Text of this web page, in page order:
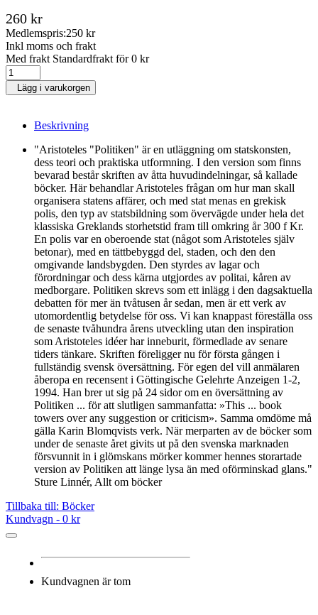
260 kr
Medlemspris:250 kr
Inkl moms och frakt
Med frakt Standardfrakt för 0 kr
Lägg i varukorgen
Beskrivning
"Aristoteles "Politiken" är en utläggning om statskonsten,
dess teori och praktiska utformning. I den version som finns
bevarad består skriften av åtta huvudindelningar, så kallade
böcker. Här behandlar Aristoteles frågan om hur man skall
organisera statens affärer, och med stat menas en grekisk
polis, den typ av statsbildning som övervägde under hela det
klassiska Greklands storhetstid fram till omkring år 300 f Kr.
En polis var en oberoende stat (något som Aristoteles själv
betonar), med en tättbebyggd del, staden, och den den
omgivande landsbygden. Den styrdes av lagar och
förordningar och dess kärna utgjordes av politai, kåren av
medborgare. Politiken skrevs som ett inlägg i den dagsaktuella
debatten för mer än tvåtusen år sedan, men är ett verk av
utomordentlig betydelse för oss. Vi kan knappast föreställa oss
de senaste tvåhundra årens utveckling utan den inspiration
som Aristoteles idéer har inneburit, förmedlade av senare
tiders tänkare. Skriften föreligger nu för första gången i
fullständig svensk översättning. För egen del vill anmälaren
åberopa en recensent i Göttingische Gelehrte Anzeigen 1-2,
1994. Han brer ut sig på 24 sidor om en översättning av
Politiken ... för att slutligen sammanfatta: »This ... book
towers over any suggestion or criticism». Samma omdöme må
gälla Karin Blomqvists verk. När merparten av de böcker som
under de senaste året givits ut på den svenska marknaden
försvunnit in i glömskans mörker kommer hennes storartade
version av Politiken att länge lysa än med oförminskad glans."
Sture Linnér, Allt om böcker
Tillbaka till: Böcker
Kundvagn - 0 kr
Kundvagnen är tom